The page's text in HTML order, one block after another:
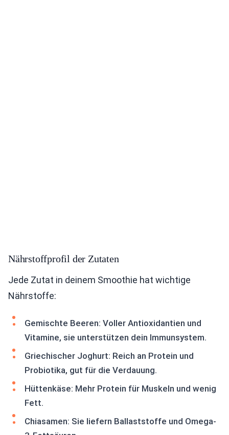
Nährstoffprofil der Zutaten
Jede Zutat in deinem Smoothie hat wichtige
Nährstoffe:
Gemischte Beeren: Voller Antioxidantien und
Vitamine, sie unterstützen dein Immunsystem.
Griechischer Joghurt: Reich an Protein und
Probiotika, gut für die Verdauung.
Hüttenkäse: Mehr Protein für Muskeln und wenig
Fett.
Chiasamen: Sie liefern Ballaststoffe und Omega-